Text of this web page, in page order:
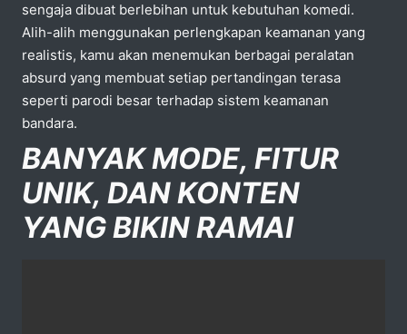
sengaja dibuat berlebihan untuk kebutuhan komedi.
Alih-alih menggunakan perlengkapan keamanan yang
realistis, kamu akan menemukan berbagai peralatan
absurd yang membuat setiap pertandingan terasa
seperti parodi besar terhadap sistem keamanan
bandara.
BANYAK MODE, FITUR
UNIK, DAN KONTEN
YANG BIKIN RAMAI